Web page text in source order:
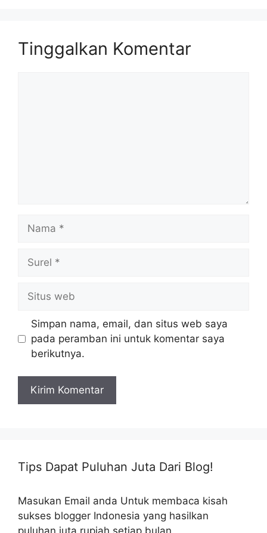
Tinggalkan Komentar
web
Simpan nama, email, dan situs web saya
pada peramban ini untuk komentar saya
berikutnya.
Tips Dapat Puluhan Juta Dari Blog!
Masukan Email anda Untuk membaca kisah
sukses blogger Indonesia yang hasilkan